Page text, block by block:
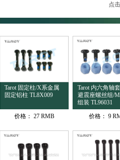
点
Tarot 固定柱/X系金属
固定铝柱 TL8X009
价格： 27 RMB
Tarot 内六角轴
避震座螺丝组/
组装 TL96031
价格： 9